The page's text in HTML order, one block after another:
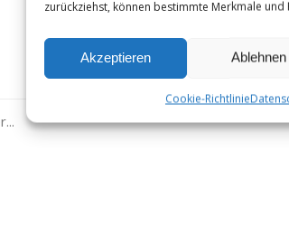
zurückziehst, können bestimmte Merkmale
Akzeptieren Ablehnen
Cookie-Richtlinie